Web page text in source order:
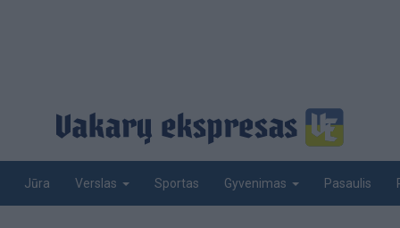
Jūra Verslas Sportas Gyvenimas Pasaulis